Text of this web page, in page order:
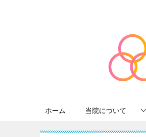
ホーム 当院について